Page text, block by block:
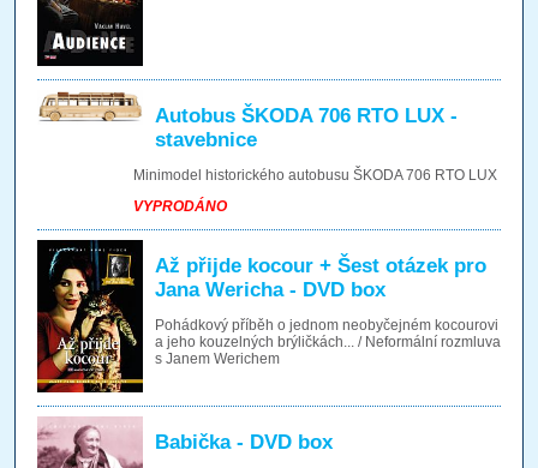
Autobus ŠKODA 706 RTO LUX -
stavebnice
Minimodel historického autobusu ŠKODA 706 RTO LUX
VYPRODÁNO
Až přijde kocour + Šest otázek pro
Jana Wericha - DVD box
Pohádkový příběh o jednom neobyčejném kocourovi
a jeho kouzelných brýličkách... / Neformální rozmluva
s Janem Werichem
Babička - DVD box